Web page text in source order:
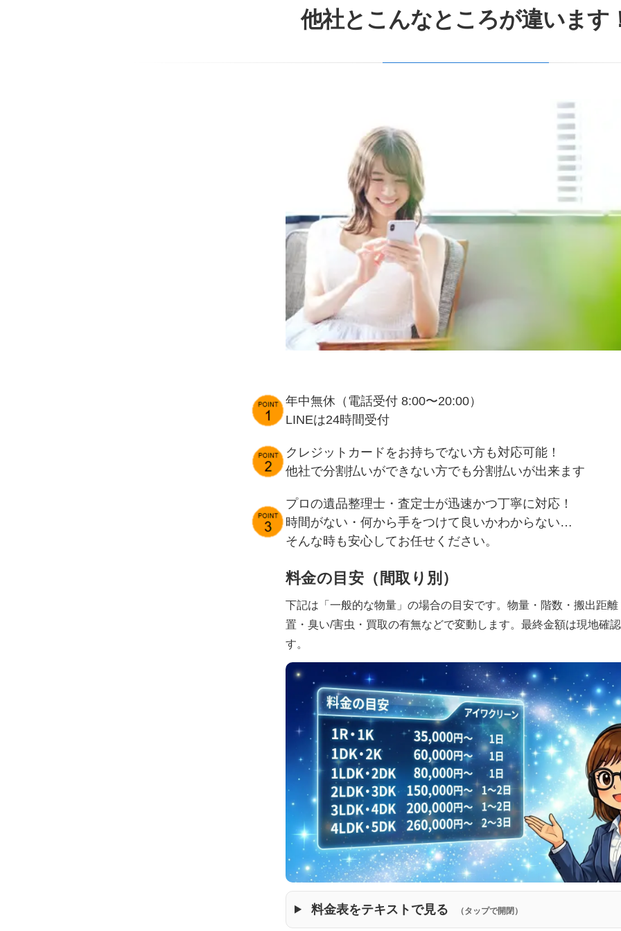
他社とこんなところが違います
年中無休（電話受付 8:00〜20:00）
LINEは24時間受付
クレジットカードをお持ちでない方も対応可能！
他社で分割払いができない方でも分割払いが出来ます
プロの遺品整理士・査定士が迅速かつ丁寧に対応！
時間がない・何から手をつけて良いかわからない…
そんな時も安心してお任せください。
料金の目安（間取り別）
下記は「一般的な物量」の場合の目安です。物量・階数・搬出距離
置・臭い/害虫・買取の有無などで変動します。最終金額は現地確
す。
料金表をテキストで見る （タップで開閉）